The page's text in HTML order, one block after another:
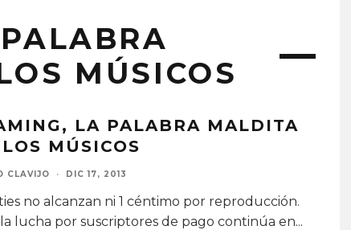
MÚSICOS
LA PALABRA MALDITA
MÚSICOS
CLAVIJO · DIC 17, 2013
no alcanzan ni 1 céntimo por reproducción.
lucha por suscriptores de pago continúa en...